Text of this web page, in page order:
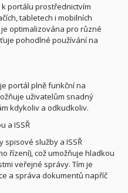
portálu prostřednictvím
tabletech i mobilních
optimalizována pro různé
pohodlné používání na
portál plně funkční na
uživatelům snadný
kdykoliv a odkudkoliv.
a ISSŘ
služby a ISSŘ
řízení), což umožňuje hladkou
veřejné správy. Tím je
a správa dokumentů napříč